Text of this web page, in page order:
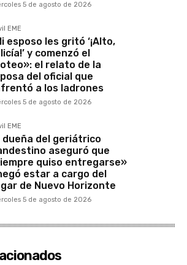
5 de agosto de 2026
EME
esposo les gritó ‘¡Alto,
y comenzó el
el relato de la
del oficial que
a los ladrones
5 de agosto de 2026
EME
dueña del geriátrico
aseguró que
quiso entregarse»
estar a cargo del
de Nuevo Horizonte
5 de agosto de 2026